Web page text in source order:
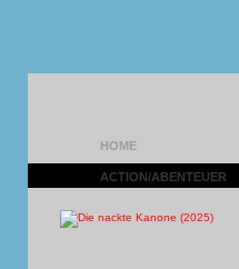
HOME
ACTION/ABENTEUER